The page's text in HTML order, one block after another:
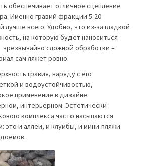
обеспечивает отличное сцепление
Именно гравий фракции 5-20
лучше всего. Удобно, что из-за гладкой
на которую будет наноситься
чрезвычайно сложной обработки –
сам ляжет ровно.
гравия, наряду с его
и водоустойчивостью,
применение в дизайне:
интерьерном. Эстетически
комплекса часто насыпаются
это и аллеи, и клумбы, и мини-пляжи